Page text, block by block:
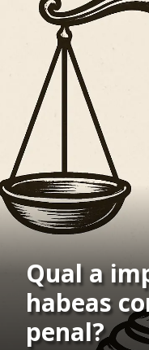
Qual a
habeas
penal?